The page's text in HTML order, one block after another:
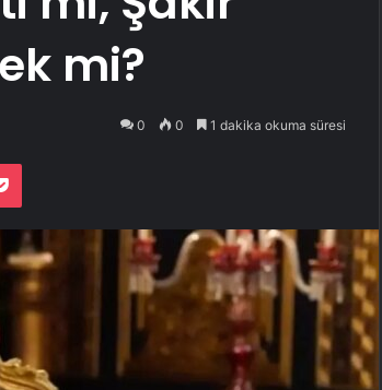
mi?
0 0 1 dakika okuma süresi
Pocket